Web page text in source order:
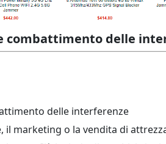
combattimento delle
il marketing o la vendita di